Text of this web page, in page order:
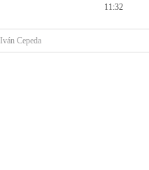
11:32
Iván Cepeda